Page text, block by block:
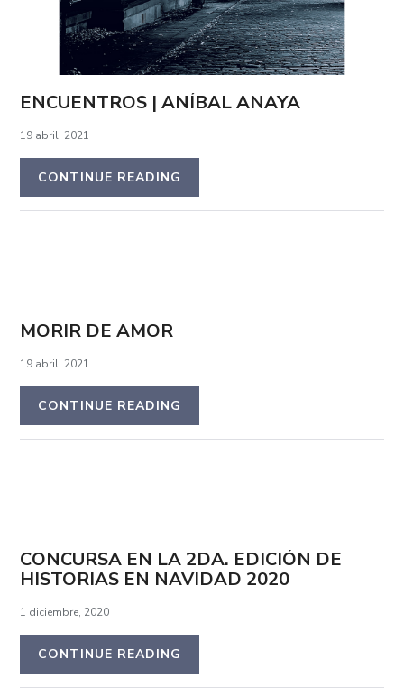
ENCUENTROS | ANÍBAL ANAYA
19 abril, 2021
CONTINUE READING
MORIR DE AMOR
19 abril, 2021
CONTINUE READING
CONCURSA EN LA 2DA. EDICIÓN DE
HISTORIAS EN NAVIDAD 2020
1 diciembre, 2020
CONTINUE READING